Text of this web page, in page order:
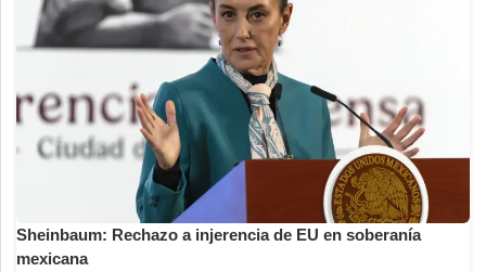
Sheinbaum: Rechazo a injerencia de EU en soberanía
mexicana